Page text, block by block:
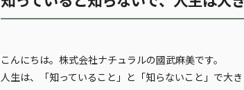
こんにちは。株式会社ナチュラルの國武麻美です。
人生は、
「知っていること」と「知らないこと」 で大